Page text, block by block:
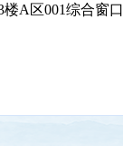
A区001综合窗口